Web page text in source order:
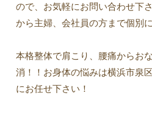
ので、お気軽にお問い合わせ下
から主婦、会社員の方まで個別
本格整体で肩こり、腰痛からお
消！！お身体の悩みは横浜市泉
にお任せ下さい！